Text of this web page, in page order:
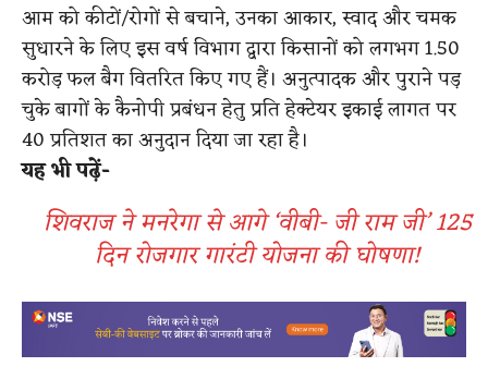
आम को कीटों/रोगों से बचाने, उनका आकार, स्वाद और चमक
सुधारने के लिए इस वर्ष विभाग द्वारा किसानों को लगभग 1.50
करोड़ फल बैग वितरित किए गए हैं। अनुत्पादक और पुराने पड़
चुके बागों के कैनोपी प्रबंधन हेतु प्रति हेक्टेयर इकाई लागत पर
40 प्रतिशत का अनुदान दिया जा रहा है।
यह भी पढ़ें-
शिवराज ने मनरेगा से आगे ‘वीबी- जी राम जी’ 125
दिन रोजगार गारंटी योजना की घोषणा!